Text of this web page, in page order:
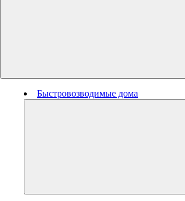
Быстровозводимые дома